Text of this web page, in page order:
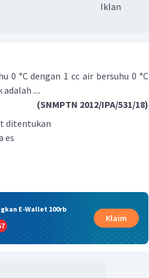
Iklan
0 °C dengan 1 cc air bersuhu 0 °C
....
(SNMPTN 2012/IPA/531/18)
ditentukan
es
E-Wallet 100rb
Klaim